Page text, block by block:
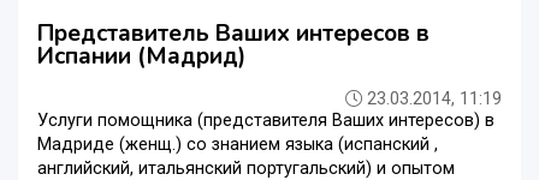
Представитель Ваших интересов в
Испании (Мадрид)
23.03.2014, 11:19
Услуги помощника (представителя Ваших интересов) в
Мадриде (женщ.) со знанием языка (испанский ,
английский, итальянский португальский) и опытом